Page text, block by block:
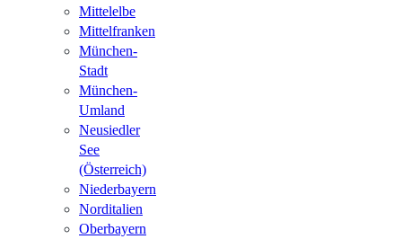
Mittelelbe
Mittelfranken
München-
Stadt
München-
Umland
Neusiedler
See
(Österreich)
Niederbayern
Norditalien
Oberbayern